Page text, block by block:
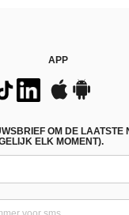
APP
OM DE
ELK MOMENT).